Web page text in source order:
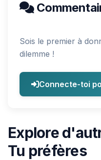
Sois le premier à
dilemme !
Connecte-toi
Explore
Tu préfères